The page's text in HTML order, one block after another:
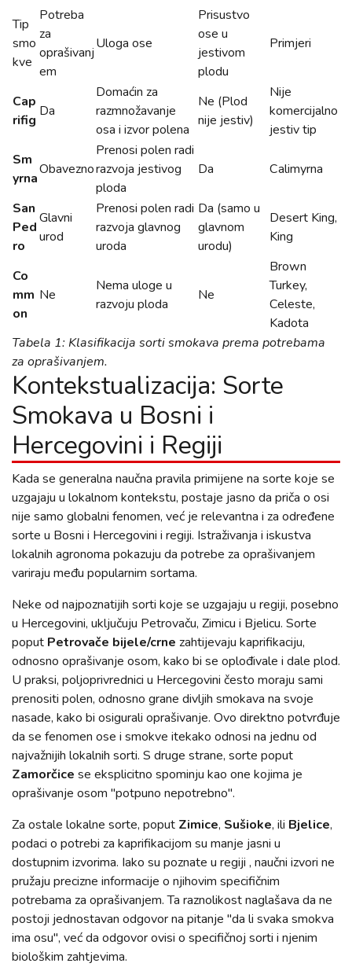
Tip
smo
kve
Potreba
za
oprašivanj
em
Uloga ose
Prisustvo
ose u
jestivom
plodu
Primjeri
Cap
rifig
Da
Domaćin za
razmnožavanje
osa i izvor polena
Ne (Plod
nije jestiv)
Nije
komercijalno
jestiv tip
Sm
yrna
Obavezno
Prenosi polen radi
razvoja jestivog
ploda
Da Calimyrna
San
Ped
ro
Glavni
urod
Prenosi polen radi
razvoja glavnog
uroda
Da (samo u
glavnom
urodu)
Desert King,
King
Co
mm
on
Ne
Nema uloge u
razvoju ploda
Ne
Brown
Turkey,
Celeste,
Kadota
Tabela 1: Klasifikacija sorti smokava prema potrebama
za oprašivanjem.
Kontekstualizacija: Sorte
Smokava u Bosni i
Hercegovini i Regiji
Kada se generalna naučna pravila primijene na sorte koje se
uzgajaju u lokalnom kontekstu, postaje jasno da priča o osi
nije samo globalni fenomen, već je relevantna i za određene
sorte u Bosni i Hercegovini i regiji. Istraživanja i iskustva
lokalnih agronoma pokazuju da potrebe za oprašivanjem
variraju među popularnim sortama.
Neke od najpoznatijih sorti koje se uzgajaju u regiji, posebno
u Hercegovini, uključuju Petrovaču, Zimicu i Bjelicu. Sorte
poput Petrovače bijele/crne zahtijevaju kaprifikaciju,
odnosno oprašivanje osom, kako bi se oplođivale i dale plod.
U praksi, poljoprivrednici u Hercegovini često moraju sami
prenositi polen, odnosno grane divljih smokava na svoje
nasade, kako bi osigurali oprašivanje. Ovo direktno potvrđuje
da se fenomen ose i smokve itekako odnosi na jednu od
najvažnijih lokalnih sorti. S druge strane, sorte poput
Zamorčice se eksplicitno spominju kao one kojima je
oprašivanje osom "potpuno nepotrebno".
Za ostale lokalne sorte, poput Zimice, Sušioke, ili Bjelice,
podaci o potrebi za kaprifikacijom su manje jasni u
dostupnim izvorima. Iako su poznate u regiji , naučni izvori ne
pružaju precizne informacije o njihovim specifičnim
potrebama za oprašivanjem. Ta raznolikost naglašava da ne
postoji jednostavan odgovor na pitanje "da li svaka smokva
ima osu", već da odgovor ovisi o specifičnoj sorti i njenim
biološkim zahtjevima.